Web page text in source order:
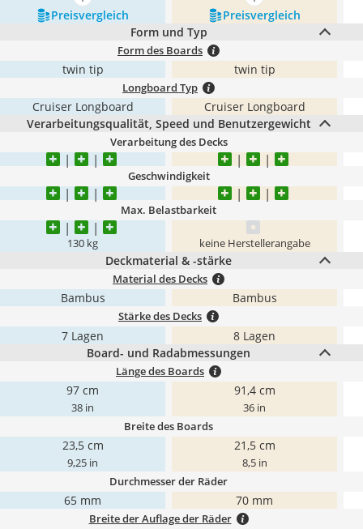
Preis­vergleich
Preis­vergleich
Form und Typ
Form des Boards
twin tip twin tip
Longboard Typ
Cruiser Longboard
Cruiser Longboard
Verarbeitungsqualität, Speed und Benutzergewicht
Verarbeitung des Decks
Geschwindigkeit
Max. Belastbarkeit
130 kg keine Herstellerangabe
Deckmaterial & -stärke
Material des Decks
Bambus Bambus
Stärke des Decks
7 Lagen
8 Lagen
Board- und Radabmessungen
Länge des Boards
97 cm
38 in
91,4 cm
36 in
Breite des Boards
23,5 cm
9,25 in
21,5 cm
8,5 in
Durchmesser der Räder
65 mm 70 mm
Breite der Auflage der Räder